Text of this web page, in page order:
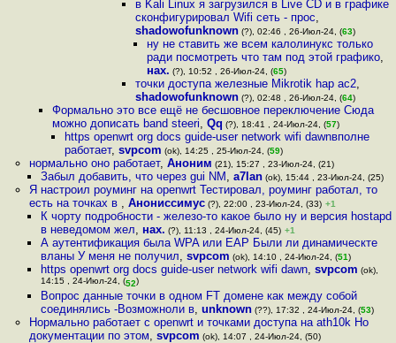
в Kali Linux я загрузился в Live CD и в графике
сконфигурировал Wifi сеть - прос,
shadowofunknown(?), 02:46 , 26-Июл-24, (63)
ну не ставить же всем калолинукс только
ради посмотреть что там под этой графико,
нах. (?), 10:52 , 26-Июл-24, (65)
точки доступа железные Mikrotik hap ac2,
shadowofunknown(?), 02:48 , 26-Июл-24, (64)
Формально это все ещё не бесшовное переключение Сюда
можно дописать band steeri,Qq (?), 18:41 , 24-Июл-24, (57)
https openwrt org docs guide-user network wifi dawnвполне
работает, svpcom (ok), 14:25 , 25-Июл-24, (59)
нормально оно работает, Аноним (21), 15:27 , 23-Июл-24, (21)
Забыл добавить, что через gui NM , a7lan(ok), 15:44 , 23-Июл-24, (25)
Я настроил роуминг на openwrt Тестировал, роуминг работал, то
есть на точках в , Анониссимус(?), 22:00 , 23-Июл-24, (33) +1
К чорту подробности - железо-то какое было ну и версия hostapd
в неведомом жел, нах. (?), 11:13 , 24-Июл-24, (45) +1
А аутентификация была WPA или EAP Были ли динамическте
вланы У меня не получил, svpcom (ok), 14:10 , 24-Июл-24, (51)
https openwrt org docs guide-user network wifi dawn, svpcom (ok),
14:15 , 24-Июл-24, (52)
Вопрос данные точки в одном FT домене как между собой
соединялись -Возможноли в, unknown(??), 17:32 , 24-Июл-24, (53)
Нормально работает с openwrt и точками доступа на ath10k Но
документации по этом, svpcom (ok), 14:07 , 24-Июл-24, (50)